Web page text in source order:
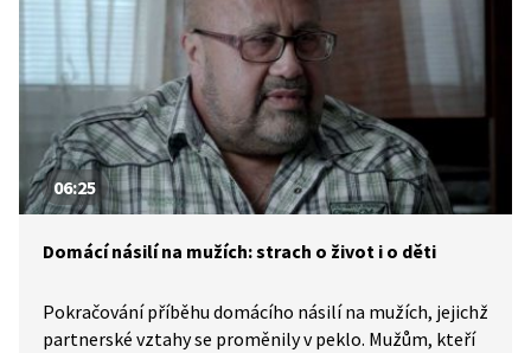
06:25
Domácí násilí na mužích: strach o život i o děti
Pokračování příběhu domácího násilí na mužích, jejichž
partnerské vztahy se proměnily v peklo. Mužům, kteří